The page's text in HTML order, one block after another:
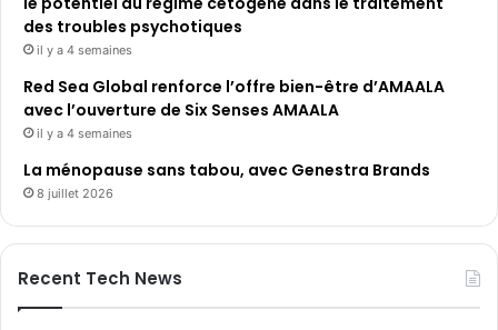
des troubles psychotiques
il y a 4 semaines
Red Sea Global renforce l’offre bien-être d’AMAALA
avec l’ouverture de Six Senses AMAALA
il y a 4 semaines
La ménopause sans tabou, avec Genestra Brands
8 juillet 2026
Recent Tech News